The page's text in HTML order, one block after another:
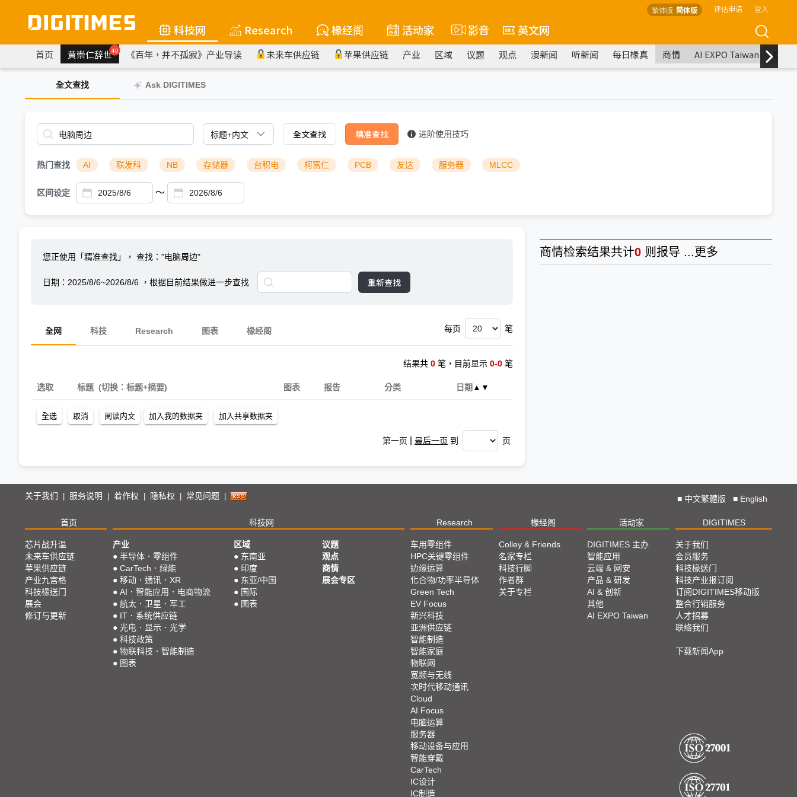
繁体版 简体版 评估申请 登入
科技网 Research 椽经阁 活动家 影音 英文网
首页 黄崇仁辞世40 《百年，并不孤寂》产业导读 未来车供应链 苹果供应链 产业 区域 议题 观点 漫新闻 听新闻 每日椽真 商情 AI EXPO Taiwan
全文查找 Ask DIGITIMES
全文查找 精准查找 进阶使用技巧
热门查找 AI 联发科 NB 存储器 台积电 柯富仁 PCB 友达 服务器 MLCC
区间设定 ～
您正使用「精准查找」， 查找："电脑周边"
日期： 2025/8/6~2026/8/6 ，根据目前结果做进一步查找 重新查找
全网 科技 Research 图表 椽经阁 每页 笔
结果共 0 笔，目前显示 0-0 笔
选取 标题 (切换：标题+摘要) 图表 报告 分类 日期 ▲ ▼
第一页 最后一页 到 页
商情检索结果共计0 则报导 ... 更多
关于我们 服务说明 着作权 隐私权 常见问题 ■ 中文繁體版 ■ English
首页 科技网 Research 椽经阁 活动家 DIGITIMES
芯片战升温
未来车供应链
苹果供应链
产业九宫格
科技椽送门
展会
修订与更新
产业
● 半导体．零组件
● CarTech．绿能
● 移动．通讯．XR
● AI．智能应用．电商物流
● 航太．卫星．军工
● IT．系统供应链
● 光电．显示．光学
● 科技政策
● 物联科技．智能制造
● 图表
区域
● 东南亚
● 印度
● 东亚/中国
● 国际
● 图表
议题
观点
商情
展会专区
车用零组件
HPC关键零组件
边缘运算
化合物/功率半导体
Green Tech
EV Focus
新兴科技
亚洲供应链
智能制造
智能家庭
物联网
宽频与无线
次时代移动通讯
Cloud
AI Focus
电脑运算
服务器
移动设备与应用
智能穿戴
CarTech
IC设计
IC制造
Colley & Friends
名家专栏
科技行脚
作者群
关于专栏
DIGITIMES 主办
智能应用
云端 & 网安
产品 & 研发
AI & 创新
其他
AI EXPO Taiwan
关于我们
会员服务
科技椽送门
科技产业报订阅
订阅DIGITIMES移动版
整合行销服务
人才招募
联络我们
下载新闻App